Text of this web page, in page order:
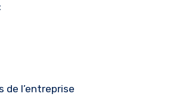
l’entreprise